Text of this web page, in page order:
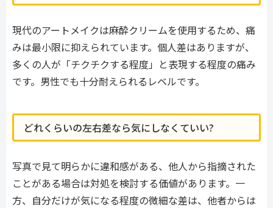
現代のアートメイクは麻酔クリームを使用するため、痛
みは最小限に抑えられています。個人差はありますが、
多くの人が「チクチクする程度」と表現する程度の痛み
です。男性でも十分耐えられるレベルです。
どれくらいの左右差なら気にしなくていい?
写真で見て明らかに違和感がある、他人から指摘された
ことがある場合は対処を検討する価値があります。一
方、自分だけが気になる程度の微細な差は、他者からは